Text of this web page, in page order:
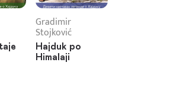
Gradimir
Stojković
Hajduk po
Himalaji